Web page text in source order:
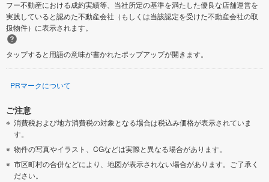
フー不動産における成約実績等、当社所定の基準を満たした優良な店舗運営を
実践していると認めた不動産会社（もしくは当該認定を受けた不動産会社の取
扱物件）に表示されます。
タップすると用語の意味が書かれたポップアップが開きます。
PRマークについて
ご注意
消費税および地方消費税の対象となる場合は税込み価格が表示されていま
す。
物件の写真やイラスト、CGなどは実際と異なる場合があります。
市区町村の合併などにより、地図が表示されない場合があります。ご了承く
ださい。